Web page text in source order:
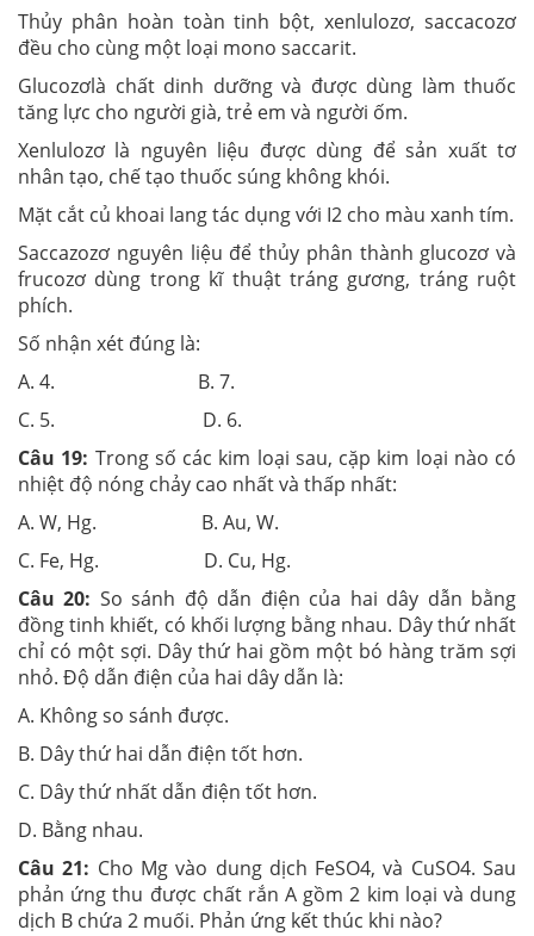
Thủy phân hoàn toàn tinh bột, xenlulozơ, saccacozơ
đều cho cùng một loại mono saccarit.
Glucozơlà chất dinh dưỡng và được dùng làm thuốc
tăng lực cho người già, trẻ em và người ốm.
Xenlulozơ là nguyên liệu được dùng để sản xuất tơ
nhân tạo, chế tạo thuốc súng không khói.
Mặt cắt củ khoai lang tác dụng với I2 cho màu xanh tím.
Saccazozơ nguyên liệu để thủy phân thành glucozơ và
frucozơ dùng trong kĩ thuật tráng gương, tráng ruột
phích.
Số nhận xét đúng là:
A. 4. B. 7.
C. 5. D. 6.
Câu 19: Trong số các kim loại sau, cặp kim loại nào có
nhiệt độ nóng chảy cao nhất và thấp nhất:
A. W, Hg. B. Au, W.
C. Fe, Hg. D. Cu, Hg.
Câu 20: So sánh độ dẫn điện của hai dây dẫn bằng
đồng tinh khiết, có khối lượng bằng nhau. Dây thứ nhất
chỉ có một sợi. Dây thứ hai gồm một bó hàng trăm sợi
nhỏ. Độ dẫn điện của hai dây dẫn là:
A. Không so sánh được.
B. Dây thứ hai dẫn điện tốt hơn.
C. Dây thứ nhất dẫn điện tốt hơn.
D. Bằng nhau.
Câu 21: Cho Mg vào dung dịch FeSO4, và CuSO4. Sau
phản ứng thu được chất rắn A gồm 2 kim loại và dung
dịch B chứa 2 muối. Phản ứng kết thúc khi nào?